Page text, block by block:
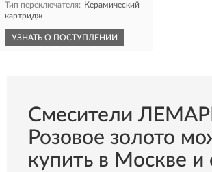
Тип переключателя: Керамический
картридж
УЗНАТЬ О ПОСТУПЛЕНИИ
Смесители
Розовое золото
купить в Москве и